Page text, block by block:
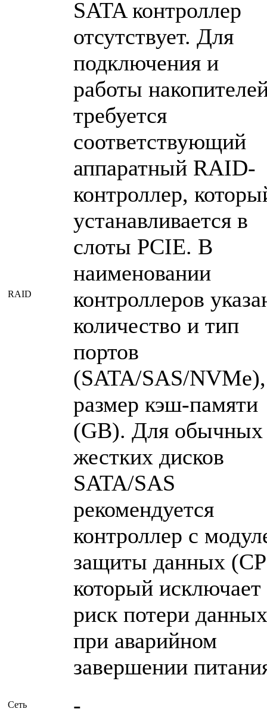
RAID
SATA контроллер
отсутствует. Для
подключения и
работы
требуется
соответствующий
аппаратный RAID-
контроллер,
устанавливается в
слоты PCIE. В
наименовании
контроллеров
количество и тип
портов
(SATA/SAS/NVMe),
размер кэш-памяти
(GB). Для обычных
жестких дисков
SATA/SAS
рекомендуется
контроллер с
защиты данных
который исключает
риск потери данных
при аварийном
завершении
Сеть -